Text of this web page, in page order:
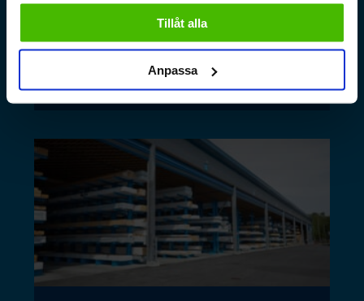
Tillåt alla
Anpassa
Tarvikekeskus nya lokaler